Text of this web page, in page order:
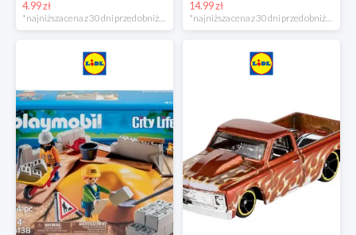
4.99 zł 14.99 zł